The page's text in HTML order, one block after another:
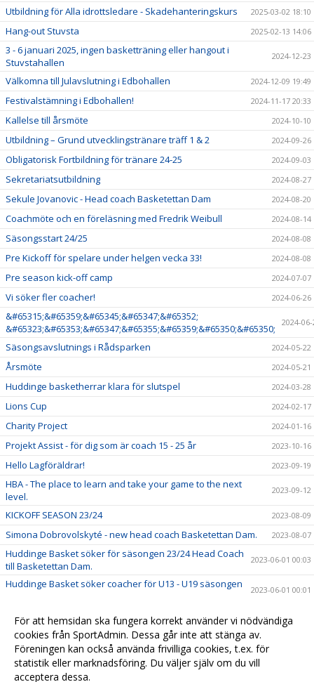
Utbildning för Alla idrottsledare - Skadehanteringskurs 2025-03-02 18:10
Hang-out Stuvsta 2025-02-13 14:06
3 - 6 januari 2025, ingen basketträning eller hangout i
Stuvstahallen
2024-12-23
Välkomna till Julavslutning i Edbohallen 2024-12-09 19:49
Festivalstämning i Edbohallen! 2024-11-17 20:33
Kallelse till årsmöte 2024-10-10
Utbildning – Grund utvecklingstränare träff 1 & 2 2024-09-26
Obligatorisk Fortbildning för tränare 24-25 2024-09-03
Sekretariatsutbildning 2024-08-27
Sekule Jovanovic - Head coach Basketettan Dam 2024-08-20
Coachmöte och en föreläsning med Fredrik Weibull 2024-08-14
Säsongsstart 24/25 2024-08-08
Pre Kickoff för spelare under helgen vecka 33! 2024-08-08
Pre season kick-off camp 2024-07-07
Vi söker fler coacher! 2024-06-26
&#65315;&#65359;&#65345;&#65347;&#65352;
&#65323;&#65353;&#65347;&#65355;&#65359;&#65350;&#65350;
2024-
Säsongsavslutnings i Rådsparken 2024-05-22
Årsmöte 2024-05-21
Huddinge basketherrar klara för slutspel 2024-03-28
Lions Cup 2024-02-17
Charity Project 2024-01-16
Projekt Assist - för dig som är coach 15 - 25 år 2023-10-16
Hello Lagföräldrar! 2023-09-19
HBA - The place to learn and take your game to the next
level.
2023-09-12
KICKOFF SEASON 23/24 2023-08-09
Simona Dobrovolskyté - new head coach Basketettan Dam. 2023-08-07
Huddinge Basket söker för säsongen 23/24 Head Coach
till Basketettan Dam.
2023-06-01 00:03
Huddinge Basket söker coacher för U13 - U19 säsongen
2023-06-01 00:01
Summercamp BIG BOUNCE 2023 2023-02-27
Föreläsning & Årsmöte 13/3 kl 18.00 i Stuvstahallen
Välkommen till Huddinge Basket! 2022-06-29 08:17
För att hemsidan ska fungera korrekt använder vi nödvändiga
cookies från SportAdmin. Dessa går inte att stänga av.
Föreningen kan också använda frivilliga cookies, t.ex. för
statistik eller marknadsföring. Du väljer själv om du vill
acceptera dessa.